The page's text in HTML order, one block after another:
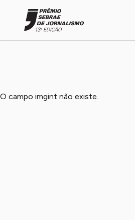
O campo imgint não existe.